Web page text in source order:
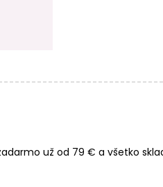
už od 79 € a všetko